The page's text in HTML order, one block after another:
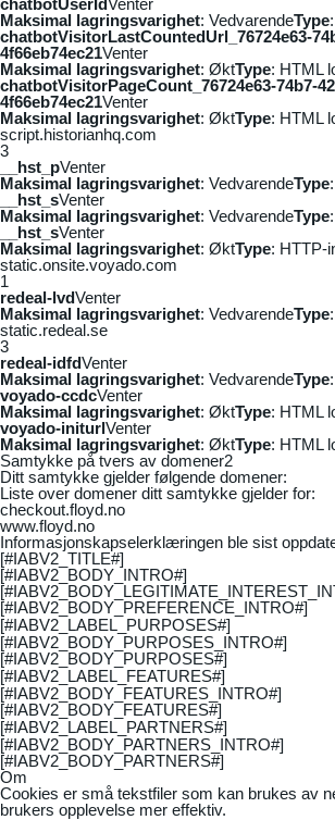
Maksimal lagringsvarighet: VedvarendeType
chatbotVisitorLastCountedUrl_76724e63-
4f66eb74ec21Venter
Maksimal lagringsvarighet: ØktType: HTML
chatbotVisitorPageCount_76724e63-74b7-
4f66eb74ec21Venter
Maksimal lagringsvarighet: ØktType: HTML
script.historianhq.com
3
__hst_pVenter
Maksimal lagringsvarighet: VedvarendeType
__hst_sVenter
Maksimal lagringsvarighet: VedvarendeType
__hst_sVenter
Maksimal lagringsvarighet: ØktType: HTTP-
static.onsite.voyado.com
1
redeal-lvdVenter
Maksimal lagringsvarighet: VedvarendeType
static.redeal.se
3
redeal-idfdVenter
Maksimal lagringsvarighet: VedvarendeType
voyado-ccdcVenter
Maksimal lagringsvarighet: ØktType: HTML
voyado-initurlVenter
Maksimal lagringsvarighet: ØktType: HTML
Samtykke på tvers av domener2
Ditt samtykke gjelder følgende domener:
Liste over domener ditt samtykke gjelder for:
checkout.floyd.no
www.floyd.no
Informasjonskapselerklæringen ble sist
[#IABV2_TITLE#]
[#IABV2_BODY_INTRO#]
[#IABV2_BODY_PREFERENCE_INTRO#]
[#IABV2_LABEL_PURPOSES#]
[#IABV2_BODY_PURPOSES_INTRO#]
[#IABV2_BODY_PURPOSES#]
[#IABV2_LABEL_FEATURES#]
[#IABV2_BODY_FEATURES_INTRO#]
[#IABV2_BODY_FEATURES#]
[#IABV2_LABEL_PARTNERS#]
[#IABV2_BODY_PARTNERS_INTRO#]
[#IABV2_BODY_PARTNERS#]
Om
Cookies er små tekstfiler som kan brukes av
brukers opplevelse mer effektiv.